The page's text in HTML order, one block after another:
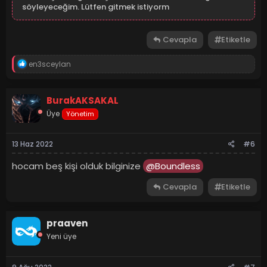
söyleyeceğim. Lütfen gitmek istiyorm
Cevapla Etiketle
T
e
i
l
e
en3sceylan
BurakAKSAKAL
Üye Yönetim
13 Haz 2022 #6
hocam beş kişi olduk bilginize @Boundless
Cevapla Etiketle
praaven
Yeni üye